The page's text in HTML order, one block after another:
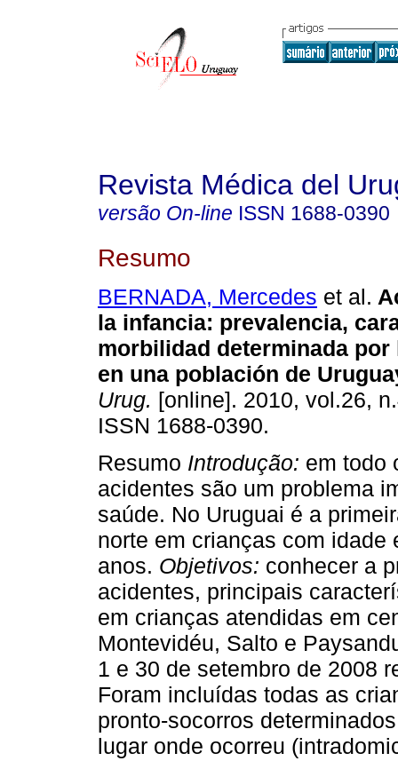
Revista Médica del
versão On-line ISSN 1688-0390
Resumo
BERNADA, Mercedes et al.
la infancia: prevalencia,
morbilidad determinada
en una población de
Urug. [online]. 2010, vol.26,
ISSN 1688-0390.
Resumo Introdução: em todo
acidentes são um problema
saúde. No Uruguai é a
norte em crianças com idade
anos. Objetivos: conhecer a
acidentes, principais
em crianças atendidas em
Montevidéu, Salto e
1 e 30 de setembro de 2008
Foram incluídas todas as
pronto-socorros
lugar onde ocorreu